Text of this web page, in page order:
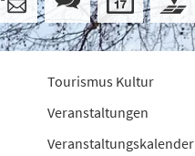
Tourismus Kultur
Veranstaltungen
Veranstaltungskalender